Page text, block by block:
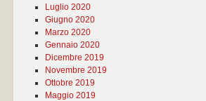
Luglio 2020
Giugno 2020
Marzo 2020
Gennaio 2020
Dicembre 2019
Novembre 2019
Ottobre 2019
Maggio 2019